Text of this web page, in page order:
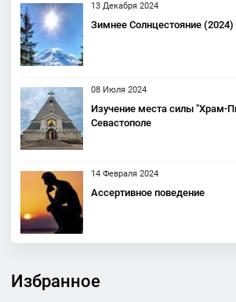
13 Декабря 2024
Зимнее Солнцестояние (2024)
08 Июля 2024
Изучение места силы "Храм-
Севастополе
14 Февраля 2024
Ассертивное поведение
Избранное